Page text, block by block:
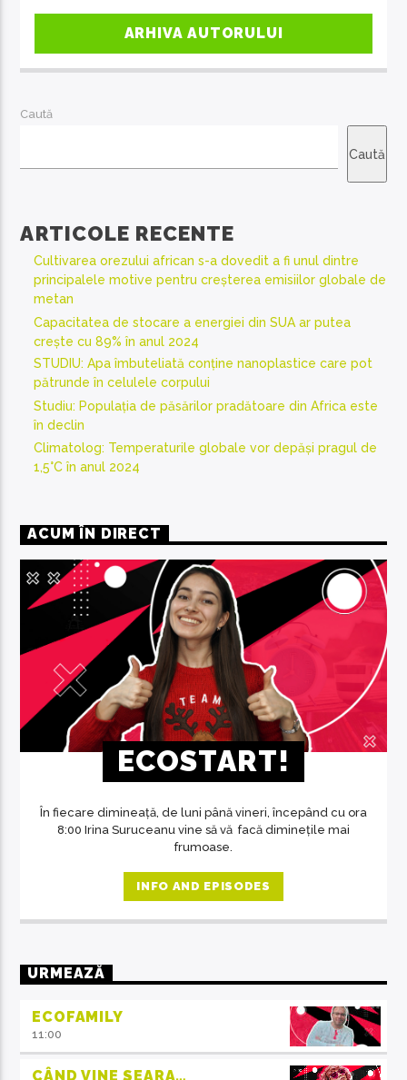
ARHIVA AUTORULUI
Caută
Caută
ARTICOLE RECENTE
Cultivarea orezului african s-a dovedit a fi unul dintre
principalele motive pentru creșterea emisiilor globale de
metan
Capacitatea de stocare a energiei din SUA ar putea
crește cu 89% în anul 2024
STUDIU: Apa îmbuteliată conține nanoplastice care pot
pătrunde în celulele corpului
Studiu: Populația de păsărilor pradătoare din Africa este
în declin
Climatolog: Temperaturile globale vor depăși pragul de
1,5°C în anul 2024
ACUM ÎN DIRECT
ECOSTART!
În fiecare dimineață, de luni până vineri, începând cu ora
8:00 Irina Suruceanu vine să vă facă diminețile mai
frumoase.
INFO AND EPISODES
URMEAZĂ
ECOFAMILY
11:00
CÂND VINE SEARA…